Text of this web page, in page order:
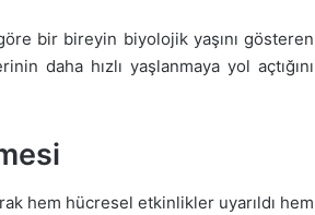
bir bireyin biyolojik yaşını gösteren
daha hızlı yaşlanmaya yol açtığını
hem hücresel etkinlikler uyarıldı hem